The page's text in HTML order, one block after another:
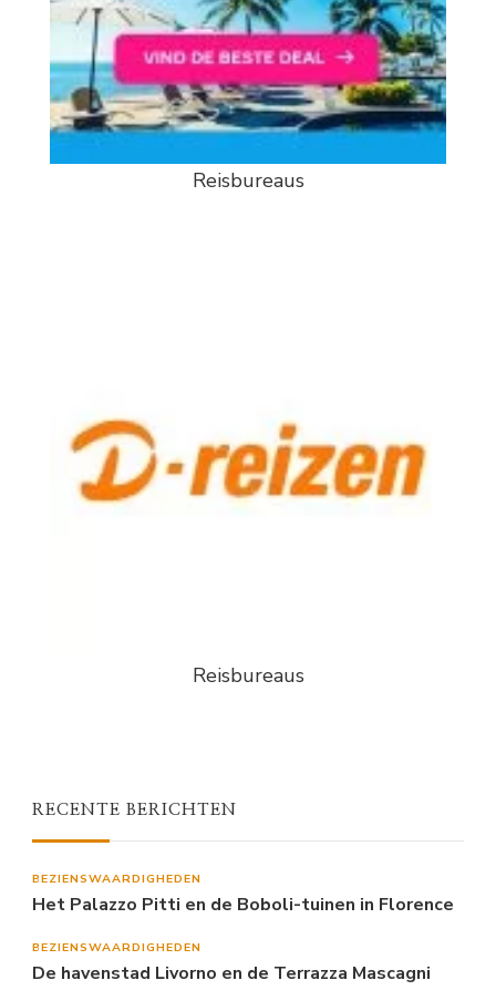
Reisbureaus
Reisbureaus
RECENTE BERICHTEN
BEZIENSWAARDIGHEDEN
Het Palazzo Pitti en de Boboli-tuinen in Florence
BEZIENSWAARDIGHEDEN
De havenstad Livorno en de Terrazza Mascagni